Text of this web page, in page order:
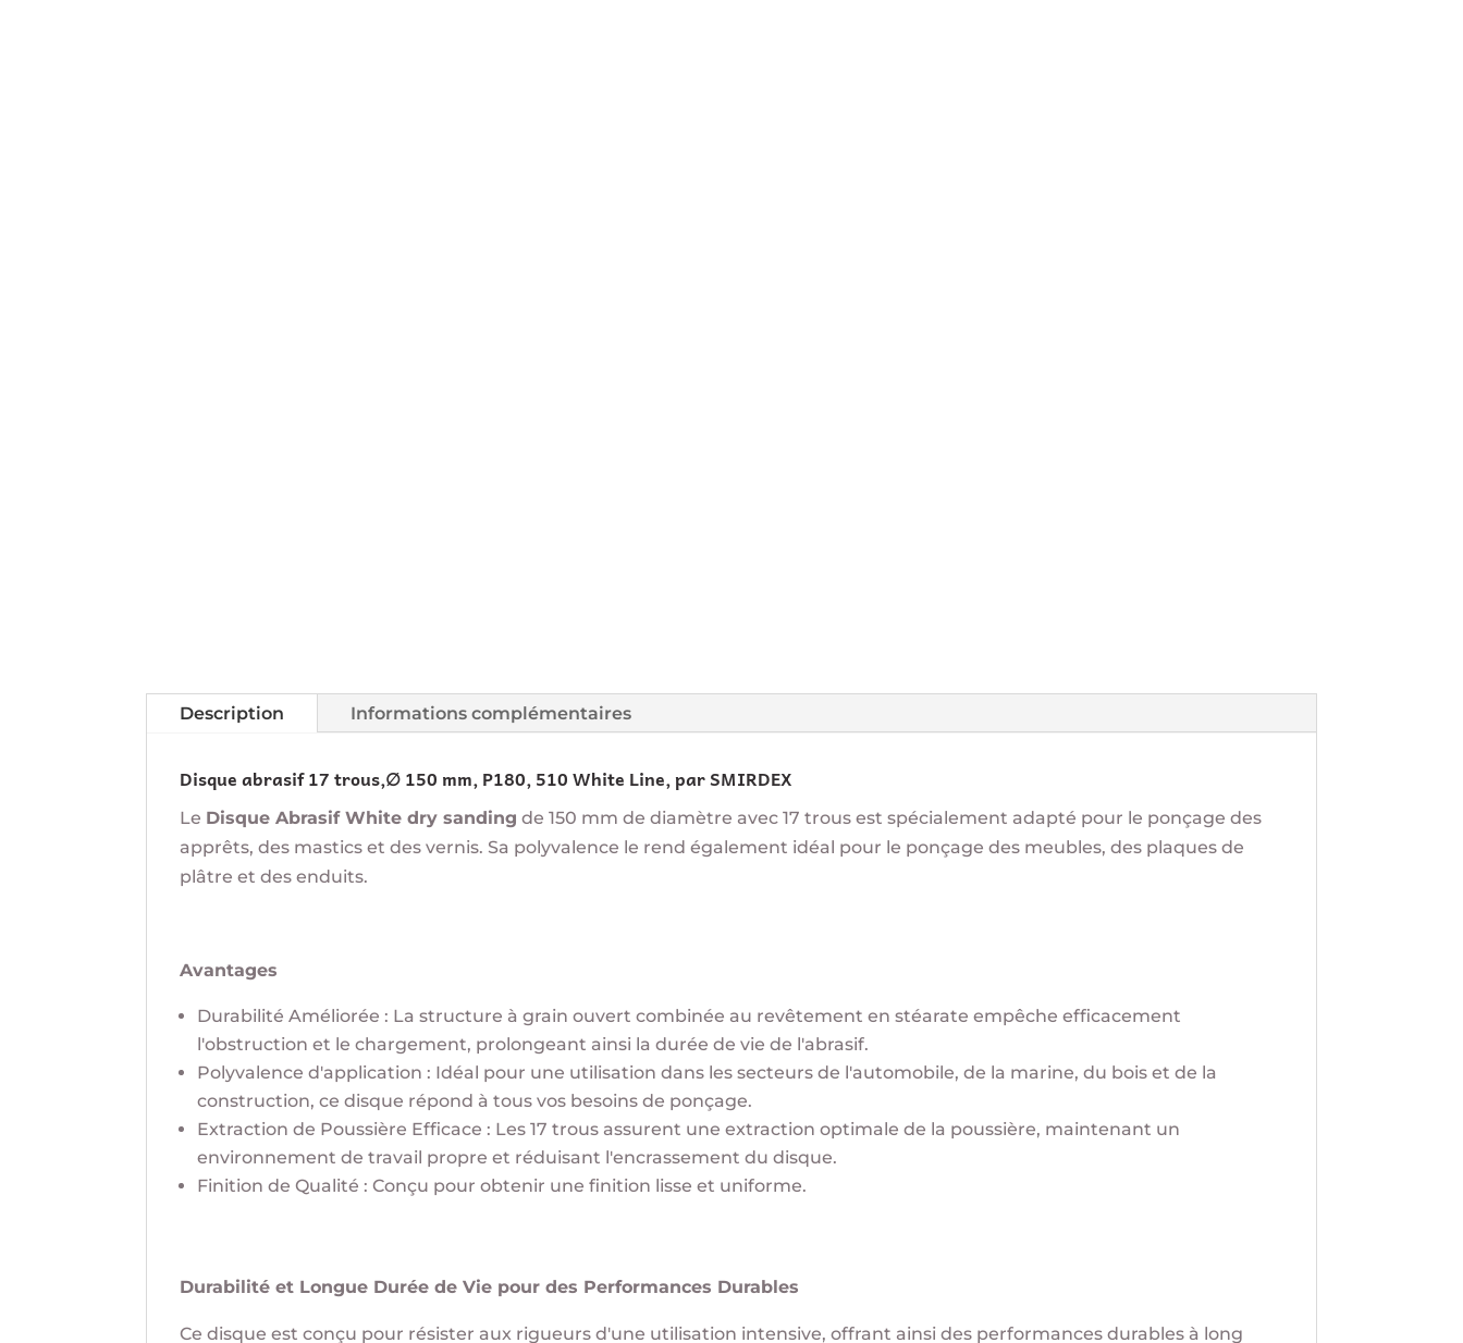
Description Informations complémentaires
Disque abrasif 17 trous,∅ 150 mm, P180, 510 White Line, par SMIRDEX
Le Disque Abrasif White dry sanding de 150 mm de diamètre avec 17 trous est spécialement adapté pour le ponçage des
apprêts, des mastics et des vernis. Sa polyvalence le rend également idéal pour le ponçage des meubles, des plaques de
plâtre et des enduits.
Avantages
Durabilité Améliorée : La structure à grain ouvert combinée au revêtement en stéarate empêche efficacement
l'obstruction et le chargement, prolongeant ainsi la durée de vie de l'abrasif.
Polyvalence d'application : Idéal pour une utilisation dans les secteurs de l'automobile, de la marine, du bois et de la
construction, ce disque répond à tous vos besoins de ponçage.
Extraction de Poussière Efficace : Les 17 trous assurent une extraction optimale de la poussière, maintenant un
environnement de travail propre et réduisant l'encrassement du disque.
Finition de Qualité : Conçu pour obtenir une finition lisse et uniforme.
Durabilité et Longue Durée de Vie pour des Performances Durables
Ce disque est conçu pour résister aux rigueurs d'une utilisation intensive, offrant ainsi des performances durables à long